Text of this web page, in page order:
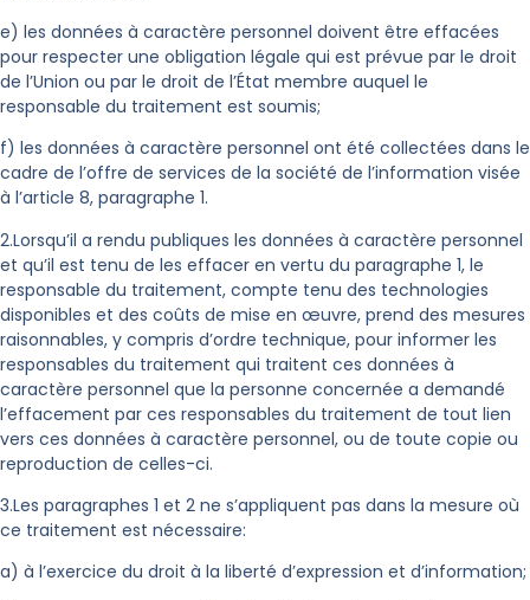
e) les données à caractère personnel doivent être effacées
pour respecter une obligation légale qui est prévue par le droit
de l’Union ou par le droit de l’État membre auquel le
responsable du traitement est soumis;
f) les données à caractère personnel ont été collectées dans le
cadre de l’offre de services de la société de l’information visée
à l’article 8, paragraphe 1.
2.Lorsqu’il a rendu publiques les données à caractère personnel
et qu’il est tenu de les effacer en vertu du paragraphe 1, le
responsable du traitement, compte tenu des technologies
disponibles et des coûts de mise en œuvre, prend des mesures
raisonnables, y compris d’ordre technique, pour informer les
responsables du traitement qui traitent ces données à
caractère personnel que la personne concernée a demandé
l’effacement par ces responsables du traitement de tout lien
vers ces données à caractère personnel, ou de toute copie ou
reproduction de celles-ci.
3.Les paragraphes 1 et 2 ne s’appliquent pas dans la mesure où
ce traitement est nécessaire:
a) à l’exercice du droit à la liberté d’expression et d’information;